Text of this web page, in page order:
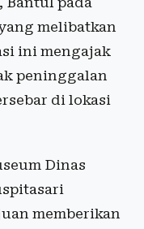
melibatkan
ini mengajak
peninggalan
di lokasi
Dinas
memberikan